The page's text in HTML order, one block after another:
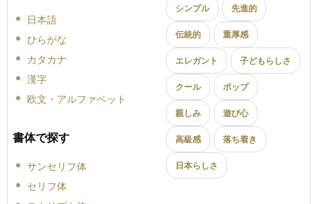
日本語
ひらがな
カタカナ
漢字
欧文・アルファベット
書体で探す
サンセリフ体
セリフ体
シンプル 先進的
伝統的 重厚感
エレガント 子どもらしさ
クール ポップ
親しみ 遊び心
高級感 落ち着き
日本らしさ